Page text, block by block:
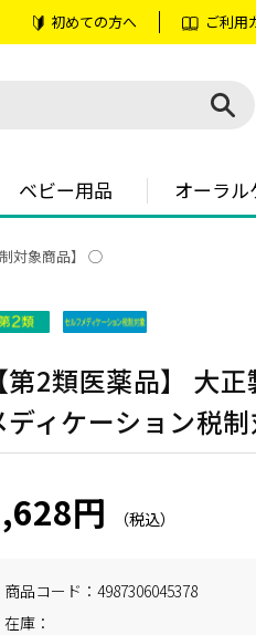
初めての方へ ご利用
ベビー用品 オーラル
制対象商品】 ◯
【第2類医薬品】 大
ディケーション税
円
商品コード
4987306045378
在庫